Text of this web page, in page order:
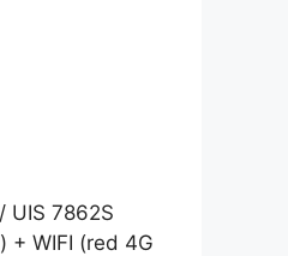
UIS 7862S
+ WIFI (red 4G